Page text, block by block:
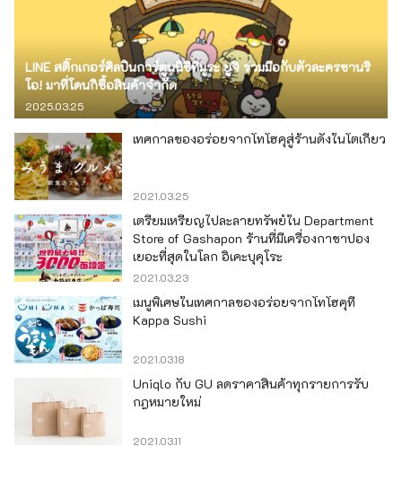
LINE สติ๊กเกอร์ศิลปินการ์ตูนนิชิทีมูระ ยูจิ ร่วมมือกับตัวละครซานริ
โอ! มาที่โดนกิซื้อสินค้าจำกัด
2025.03.25
เทศกาลของอร่อยจากโทโฮคุสู่ร้านดังในโตเกียว
2021.03.25
เตรียมเหรียญไปละลายทรัพย์ใน Department
Store of Gashapon ร้านที่มีเครื่องกาชาปอง
เยอะที่สุดในโลก อิเคะบุคุโระ
2021.03.23
เมนูพิเศษในเทศกาลของอร่อยจากโทโฮคุที่
Kappa Sushi
2021.03.18
Uniqlo กับ GU ลดราคาสินค้าทุกรายการรับ
กฎหมายใหม่
2021.03.11